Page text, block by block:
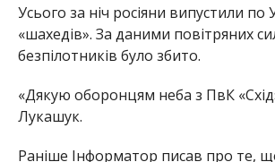
Усього за ніч росіяни випустили по
«шахедів». За даними повітряних
безпілотників було збито.
«Дякую оборонцям неба з ПвК
Лукашук.
Раніше Інформатор писав про те,